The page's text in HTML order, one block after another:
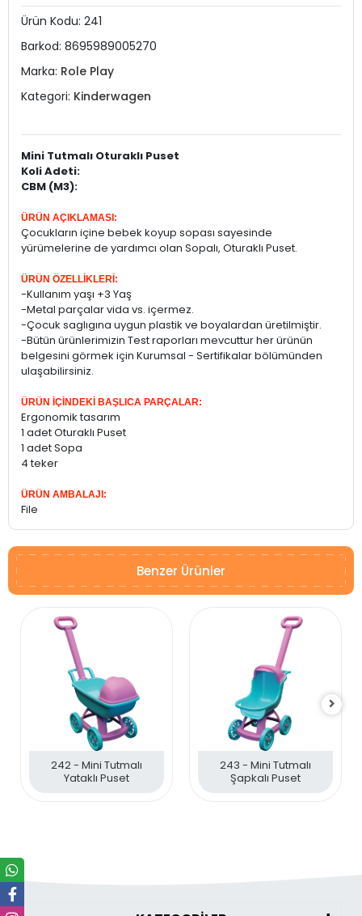
Ürün Kodu: 241
Barkod: 8695989005270
Marka: Role Play
Kategori: Kinderwagen
Mini Tutmalı Oturaklı Puset
Koli Adeti:
CBM (M3):
ÜRÜN AÇIKLAMASI:
Çocukların içine bebek koyup sopası sayesinde
yürümelerine de yardımcı olan Sopalı, Oturaklı Puset.
ÜRÜN ÖZELLİKLERİ:
-Kullanım yaşı +3 Yaş
-Metal parçalar vida vs. içermez.
-Çocuk saglıgına uygun plastik ve boyalardan üretilmiştir.
-Bütün ürünlerimizin Test raporları mevcuttur her ürünün
belgesini görmek için Kurumsal - Sertifikalar bölümünden
ulaşabilirsiniz.
ÜRÜN İÇİNDEKİ BAŞLICA PARÇALAR:
Ergonomik tasarım
1 adet Oturaklı Puset
1 adet Sopa
4 teker
ÜRÜN AMBALAJI:
File
Benzer Ürünler
242 - Mini Tutmalı
Yataklı Puset
243 - Mini Tutmalı
Şapkalı Puset